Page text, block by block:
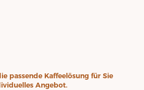
passende Kaffeelösung für Sie
Angebot.